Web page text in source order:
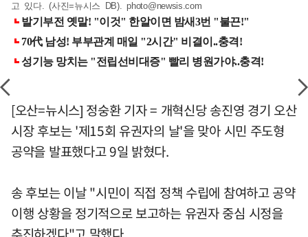
고 있다. (사진=뉴시스 DB).photo@newsis.com
[오산=뉴시스] 정숭환 기자 = 개혁신당 송진영 경기 오산
시장 후보는 '제15회 유권자의 날'을 맞아 시민 주도형
공약을 발표했다고 9일 밝혔다.
송 후보는 이날 "시민이 직접 정책 수립에 참여하고 공약
이행 상황을 정기적으로 보고하는 유권자 중심 시정을